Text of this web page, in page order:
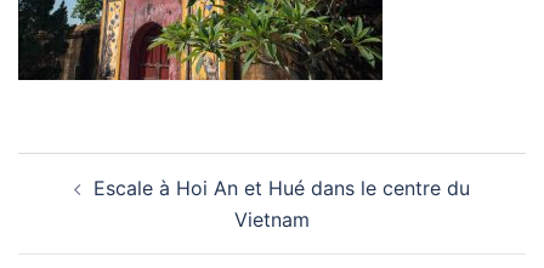
d’articleEscale à Hoi An et Hué dans le centre du
Vietnam